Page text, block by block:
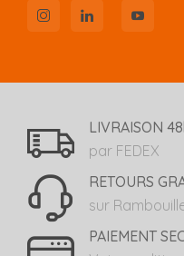
LIVRAISON
par FEDEX
RETOURS
sur
PAIEMENT